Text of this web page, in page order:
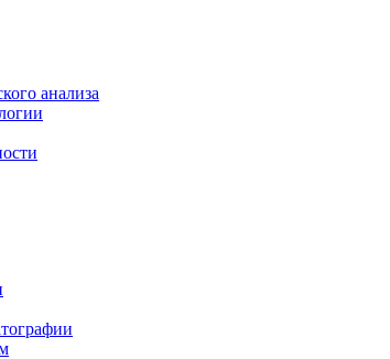
анализа